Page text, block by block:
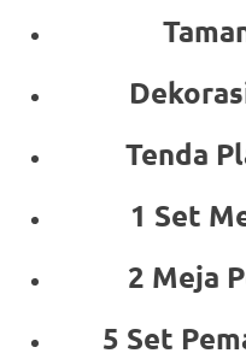
Tenda
1 Set
2 Meja
5 Set